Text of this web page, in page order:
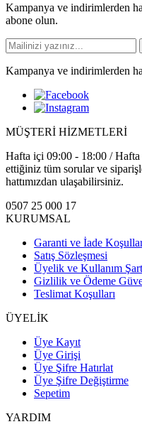
Kampanya ve indirimlerden
abone olun.
Kampanya ve indirimlerden
MÜŞTERİ HİZMETLERİ
Hafta içi 09:00 - 18:00 / Hafta
ettiğiniz tüm sorular ve
hattımızdan ulaşabilirsiniz.
0507 25 000 17
KURUMSAL
Garanti ve İade
Satış Sözleşmesi
Üyelik ve Kullanım
Gizlilik ve Ödeme
Teslimat Koşulları
ÜYELİK
Üye Kayıt
Üye Girişi
Üye Şifre Hatırlat
Üye Şifre Değiştirme
Sepetim
YARDIM